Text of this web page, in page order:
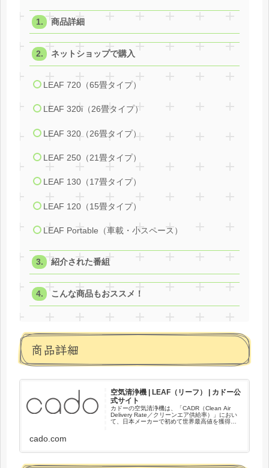
商品詳細
ネットショップで購入
LEAF 720（65畳タイプ）
LEAF 320i（26畳タイプ）
LEAF 320（26畳タイプ）
LEAF 250（21畳タイプ）
LEAF 130（17畳タイプ）
LEAF 120（15畳タイプ）
LEAF Portable（車載・小スペース）
紹介された番組
こんな商品もおススメ！
商品詳細
空気清浄機 | LEAF（リーフ） | カドー公
式サイト
カドーの空気清浄機は、「CADR（Clean Air
Delivery Rate／クリーンエア供給率）」におい
て、日本メーカーで初めて世界最高値を獲得。
cado.com